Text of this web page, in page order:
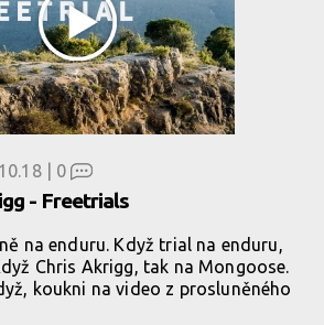
| 0
- Freetrials
na enduru. Když trial na enduru,
Chris Akrigg, tak na Mongoose.
koukni na video z prosluněného